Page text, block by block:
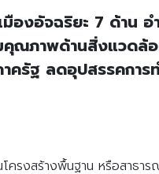
มืองอัจฉริยะ 7 ด้า
ณภาพด้านสิ่งแวด
ครัฐ ลดอุปสรรคกา
ครงสร้างพื้นฐาน หรือสาธ